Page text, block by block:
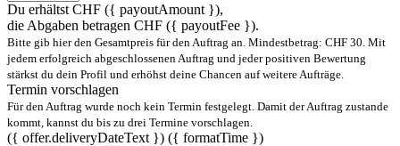
Du erhältst CHF ({ payoutAmount }),
die Abgaben betragen CHF ({ payoutFee }).
Bitte gib hier den Gesamtpreis für den Auftrag an. Mindestbetrag: CHF 30. Mit
jedem erfolgreich abgeschlossenen Auftrag und jeder positiven Bewertung
stärkst du dein Profil und erhöhst deine Chancen auf weitere Aufträge.
Termin vorschlagen
Für den Auftrag wurde noch kein Termin festgelegt. Damit der Auftrag zustande
kommt, kannst du bis zu drei Termine vorschlagen.
({ offer.deliveryDateText }) ({ formatTime })